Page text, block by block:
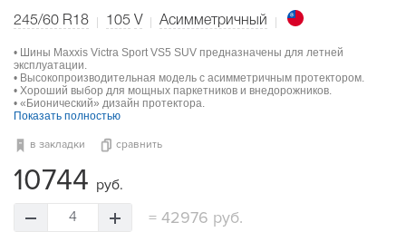
245/60 R18 105 V Асимметричный
• Шины Maxxis Victra Sport VS5 SUV предназначены для летней
эксплуатации.
• Высокопроизводительная модель с асимметричным протектором.
• Хороший выбор для мощных паркетников и внедорожников.
• «Бионический» дизайн протектора.
Показать полностью
в закладки сравнить
10744 руб.
4 =42976 руб.